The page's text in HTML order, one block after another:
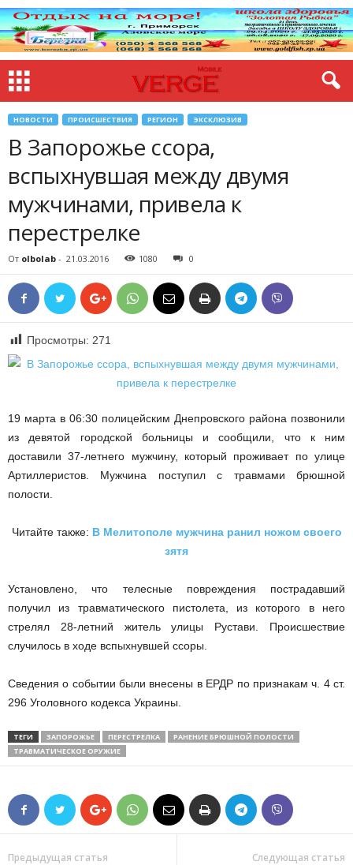
НОВОСТИ ПРОИСШЕСТВИЯ РЕГИОН ЭКСКЛЮЗИВ
В Запорожье ссора,
вспыхнувшая между двумя
мужчинами, привела к
перестрелке
От olbolab - 21.03.2016 1080 0
Просмотры: 271
19 марта в 06:30 полицейским Днепровского района позвонили
из девятой городской больницы и сообщили, что к ним
доставили 37-летнего мужчину, который проживает по улице
Артиллеристов. Мужчина поступил с травмами брюшной
полости.
Читайте также: В Мелитополе мужчина ранил ножом своего
зятя
Установлено, что телесные повреждения пострадавший
получил из травматического пистолета, из которого в него
стрелял 28-летний житель улицы Рустави. Происшествие
случилось в ходе вспыхнувшей ссоры.
Сведения о событии были внесены в ЕРДР по признакам ч. 4 ст.
296 Уголовного кодекса Украины.
ТЕГИ ЗАПОРОЖЬЕ ПЕРЕСТРЕЛКА
РАНЕНИЕ БРЮШНОЙ ПОЛОСТИ
ТРАВМАТИЧЕСКОЕ ОРУЖИЕ
Предыдущая статья Следующая статья